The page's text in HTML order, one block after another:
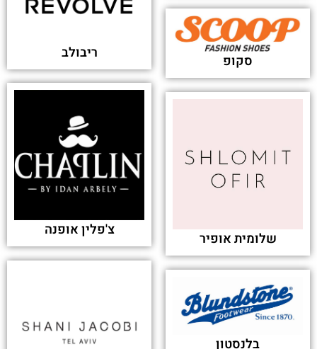
ריבולב סקופ
צ'פלין אופנה שלומית אופיר
בלנסטון